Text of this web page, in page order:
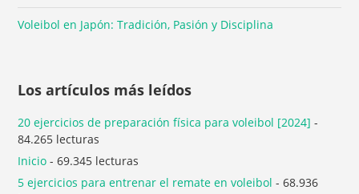
Voleibol en Japón: Tradición, Pasión y Disciplina
Los artículos más leídos
20 ejercicios de preparación física para voleibol [2024] -
84.265 lecturas
Inicio - 69.345 lecturas
5 ejercicios para entrenar el remate en voleibol - 68.936